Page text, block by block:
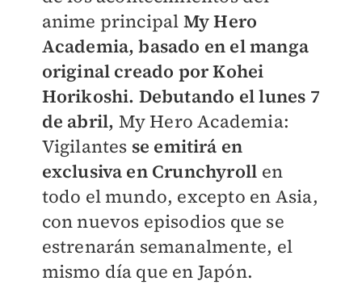
anime principal My Hero
Academia, basado en el manga
original creado por Kohei
Horikoshi. Debutando el lunes 7
de abril, My Hero Academia:
Vigilantes se emitirá en
exclusiva en Crunchyroll en
todo el mundo, excepto en Asia,
con nuevos episodios que se
estrenarán semanalmente, el
mismo día que en Japón.